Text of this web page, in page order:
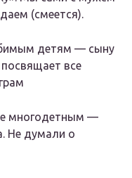
(смеется).
детям — сыну
все
многодетным —
Не думали о